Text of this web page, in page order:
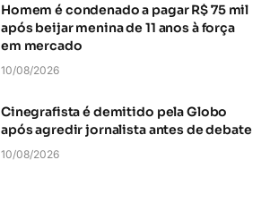
Homem é condenado a pagar R$ 75 mil
após beijar menina de 11 anos à força
em mercado
10/08/2026
Cinegrafista é demitido pela Globo
após agredir jornalista antes de debate
10/08/2026